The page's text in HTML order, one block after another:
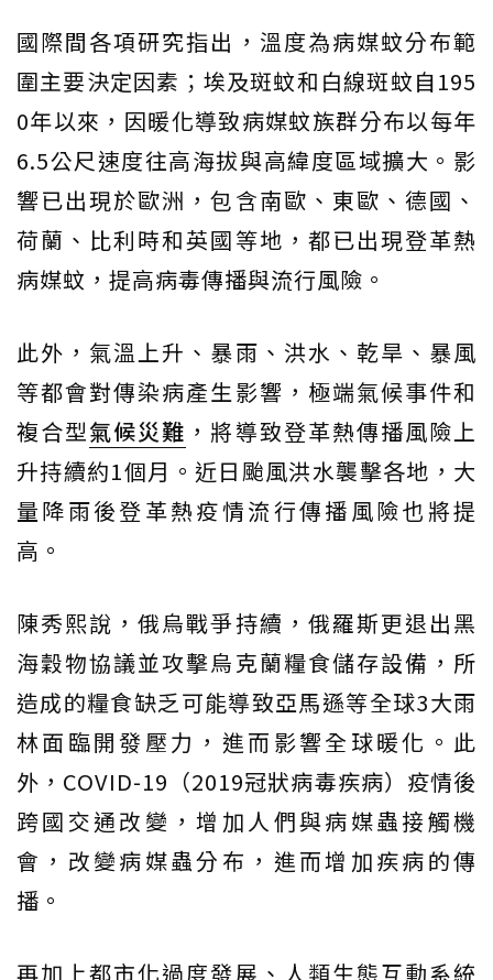
國際間各項研究指出，溫度為病媒蚊分布範
圍主要決定因素；埃及斑蚊和白線斑蚊自195
0年以來，因暖化導致病媒蚊族群分布以每年
6.5公尺速度往高海拔與高緯度區域擴大。影
響已出現於歐洲，包含南歐、東歐、德國、
荷蘭、比利時和英國等地，都已出現登革熱
病媒蚊，提高病毒傳播與流行風險。
此外，氣溫上升、暴雨、洪水、乾旱、暴風
等都會對傳染病產生影響，極端氣候事件和
複合型氣候災難 ，將導致登革熱傳播風險上
升持續約1個月。近日颱風洪水襲擊各地，大
量降雨後登革熱疫情流行傳播風險也將提
高。
陳秀熙說，俄烏戰爭持續，俄羅斯更退出黑
海穀物協議並攻擊烏克蘭糧食儲存設備，所
造成的糧食缺乏可能導致亞馬遜等全球3大雨
林面臨開發壓力，進而影響全球暖化。此
外，COVID-19（2019冠狀病毒疾病）疫情後
跨國交通改變，增加人們與病媒蟲接觸機
會，改變病媒蟲分布，進而增加疾病的傳
播。
再加上都市化過度發展、人類生態互動系統